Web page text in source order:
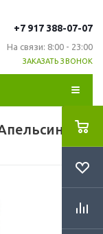
+7 917 388-07-07
На связи: 8:00 - 23:00
ЗАКАЗАТЬ ЗВОНОК